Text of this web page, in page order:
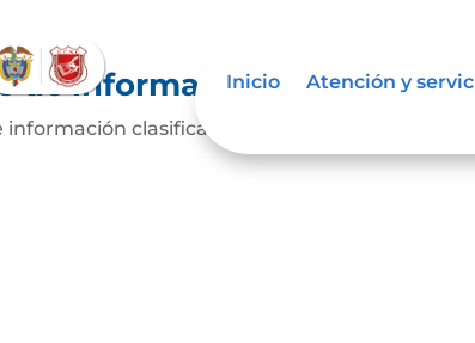
Inicio Atención y
de información clasificada
información clasificada y reservadaDescarga